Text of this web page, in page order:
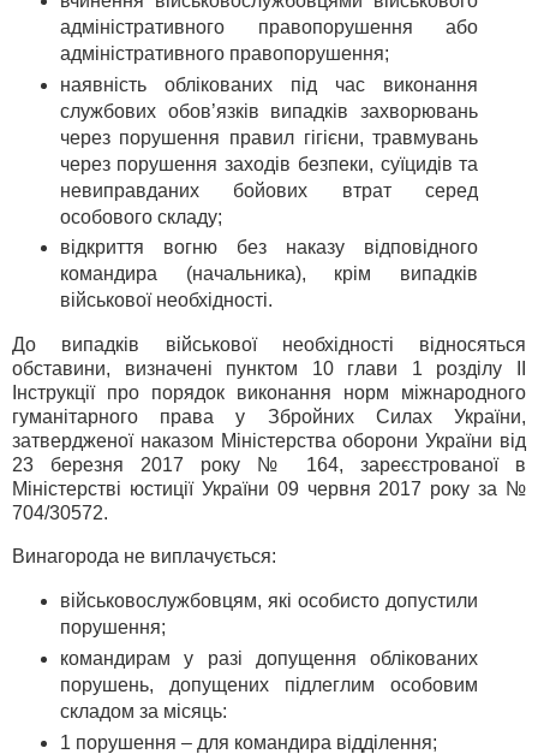
адміністративного правопорушення або
адміністративного правопорушення;
наявність облікованих під час виконання
службових обов’язків випадків захворювань
через порушення правил гігієни, травмувань
через порушення заходів безпеки, суїцидів та
невиправданих бойових втрат серед
особового складу;
відкриття вогню без наказу відповідного
командира (начальника), крім випадків
військової необхідності.
До випадків військової необхідності відносяться
обставини, визначені пунктом 10 глави 1 розділу II
Інструкції про порядок виконання норм міжнародного
гуманітарного права у Збройних Силах України,
затвердженої наказом Міністерства оборони України від
23 березня 2017 року № 164, зареєстрованої в
Міністерстві юстиції України 09 червня 2017 року за №
704/30572.
Винагорода не виплачується:
військовослужбовцям, які особисто допустили
порушення;
командирам у разі допущення облікованих
порушень, допущених підлеглим особовим
складом за місяць:
1 порушення – для командира відділення;